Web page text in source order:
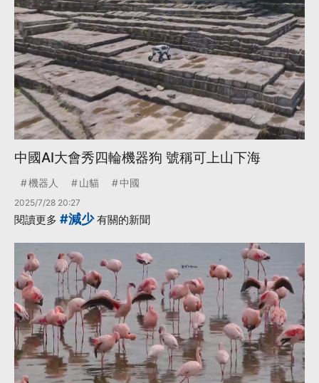
中國AI大會秀四輪機器狗 號稱可上山下海
機器人 山貓 中國
2025/7/28 20:27
閱讀更多 #減少有關的新聞